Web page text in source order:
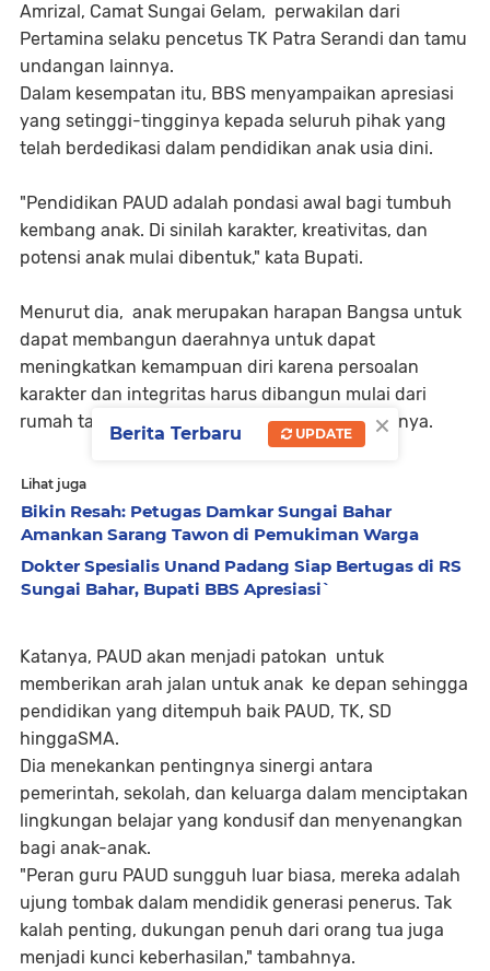
Amrizal, Camat Sungai Gelam, perwakilan dari
Pertamina selaku pencetus TK Patra Serandi dan tamu
undangan lainnya.
Dalam kesempatan itu, BBS menyampaikan apresiasi
yang setinggi-tingginya kepada seluruh pihak yang
telah berdedikasi dalam pendidikan anak usia dini.
"Pendidikan PAUD adalah pondasi awal bagi tumbuh
kembang anak. Di sinilah karakter, kreativitas, dan
potensi anak mulai dibentuk," kata Bupati.
Menurut dia, anak merupakan harapan Bangsa untuk
dapat membangun daerahnya untuk dapat
meningkatkan kemampuan diri karena persoalan
karakter dan integritas harus dibangun mulai dari
rumah tangganya sekolahnya dan lingkungannya.
Lihat juga
Bikin Resah: Petugas Damkar Sungai Bahar
Amankan Sarang Tawon di Pemukiman Warga
Dokter Spesialis Unand Padang Siap Bertugas di RS
Sungai Bahar, Bupati BBS Apresiasi`
Katanya, PAUD akan menjadi patokan untuk
memberikan arah jalan untuk anak ke depan sehingga
pendidikan yang ditempuh baik PAUD, TK, SD
hinggaSMA.
Dia menekankan pentingnya sinergi antara
pemerintah, sekolah, dan keluarga dalam menciptakan
lingkungan belajar yang kondusif dan menyenangkan
bagi anak-anak.
"Peran guru PAUD sungguh luar biasa, mereka adalah
ujung tombak dalam mendidik generasi penerus. Tak
kalah penting, dukungan penuh dari orang tua juga
menjadi kunci keberhasilan," tambahnya.
×
Berita Terbaru UPDATE